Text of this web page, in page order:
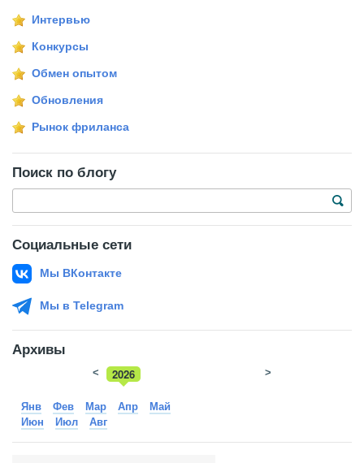
Интервью
Конкурсы
Обмен опытом
Обновления
Рынок фриланса
Поиск по блогу
Социальные сети
Мы ВКонтакте
Мы в Telegram
Архивы
2026
2025
< >
Янв Фев Мар Апр
Май
Июн
Июл Авг